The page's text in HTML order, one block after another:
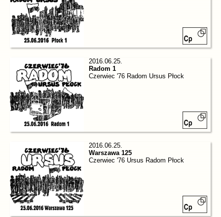
2016.06.25.
Radom 1
Czerwiec '76 Radom Ursus Płock
2016.06.25.
Warszawa 125
Czerwiec '76 Ursus Radom Płock